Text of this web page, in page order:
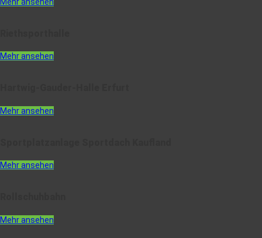
Mehr ansehen
Mehr ansehen
Mehr ansehen
Mehr ansehen